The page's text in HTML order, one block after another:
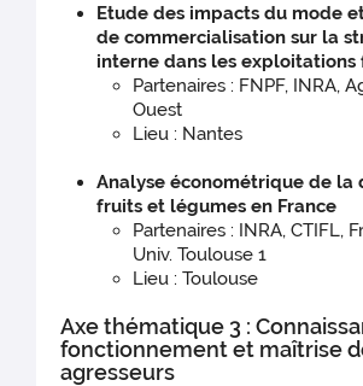
Etude des impacts du mode
de commercialisation sur la
interne dans les exploitations
Partenaires : FNPF, INRA,
Ouest
Lieu : Nantes
Analyse économétrique de la
fruits et légumes en France
Partenaires : INRA, CTIFL,
Univ. Toulouse 1
Lieu : Toulouse
Axe thématique 3 :
fonctionnement et maîtrise
agresseurs